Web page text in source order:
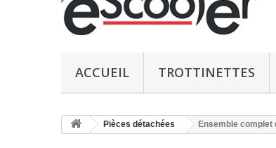
ACCUEIL TROTTINETTES
Pièces détachées Ensemble complet